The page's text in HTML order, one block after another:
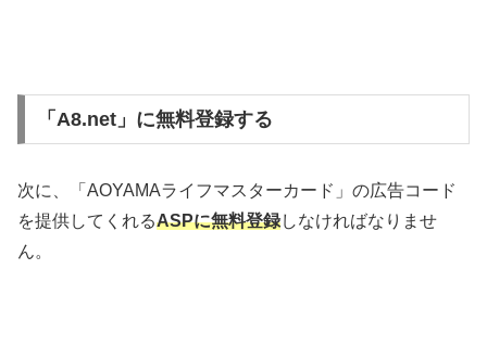
「A8.net」に無料登録する
次に、「AOYAMAライフマスターカード」の広告コード
を提供してくれるASPに無料登録しなければなりませ
ん。